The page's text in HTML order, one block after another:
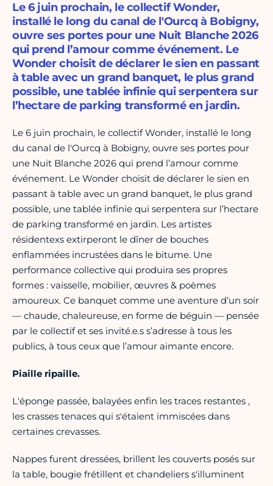
Le 6 juin prochain, le collectif Wonder,
installé le long du canal de l'Ourcq à Bobigny,
ouvre ses portes pour une Nuit Blanche 2026
qui prend l’amour comme événement. Le
Wonder choisit de déclarer le sien en passant
à table avec un grand banquet, le plus grand
possible, une tablée infinie qui serpentera sur
l’hectare de parking transformé en jardin.
Le 6 juin prochain, le collectif Wonder, installé le long
du canal de l'Ourcq à Bobigny, ouvre ses portes pour
une Nuit Blanche 2026 qui prend l’amour comme
événement. Le Wonder choisit de déclarer le sien en
passant à table avec un grand banquet, le plus grand
possible, une tablée infinie qui serpentera sur l’hectare
de parking transformé en jardin. Les artistes
résidentexs extirperont le dîner de bouches
enflammées incrustées dans le bitume. Une
performance collective qui produira ses propres
formes : vaisselle, mobilier, œuvres & poèmes
amoureux. Ce banquet comme une aventure d’un soir
— chaude, chaleureuse, en forme de béguin — pensée
par le collectif et ses invité.e.s s’adresse à tous les
publics, à tous ceux que l’amour aimante encore.
Piaille ripaille.
L'éponge passée, balayées enfin les traces restantes ,
les crasses tenaces qui s'étaient immiscées dans
certaines crevasses.
Nappes furent dressées, brillent les couverts posés sur
la table, bougie frétillent et chandeliers s'illuminent